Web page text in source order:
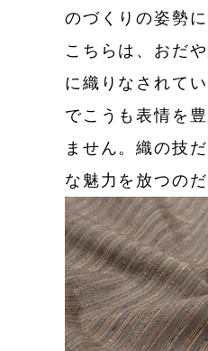
のづくりの姿勢
こちらは、おだ
に織りなされて
でこうも表情を
ません。織の技
な魅力を放つの